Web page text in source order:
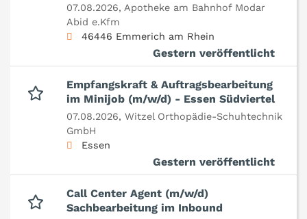
07.08.2026, Apotheke am Bahnhof Modar
Abid e.Kfm
46446 Emmerich am Rhein
Gestern veröffentlicht
Empfangskraft & Auftragsbearbeitung
im Minijob (m/w/d) - Essen Südviertel
07.08.2026, Witzel Orthopädie-Schuhtechnik
GmbH
Essen
Gestern veröffentlicht
Call Center Agent (m/w/d)
Sachbearbeitung im Inbound